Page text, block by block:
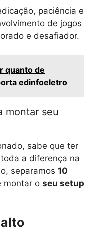
paciência e
de jogos
e desafiador.
quanto de
edinfoeletro
montar seu
sabe que ter
a diferença na
separamos 10
montar o seu setup